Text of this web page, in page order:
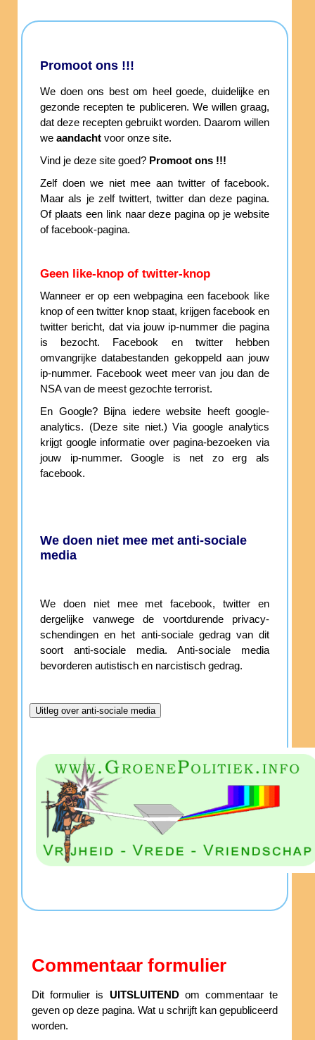
Promoot ons !!!
We doen ons best om heel goede, duidelijke en
gezonde recepten te publiceren. We willen graag,
dat deze recepten gebruikt worden. Daarom willen
we aandacht voor onze site.
Vind je deze site goed? Promoot ons !!!
Zelf doen we niet mee aan twitter of facebook.
Maar als je zelf twittert, twitter dan deze pagina.
Of plaats een link naar deze pagina op je website
of facebook-pagina.
Geen like-knop of twitter-knop
Wanneer er op een webpagina een facebook like
knop of een twitter knop staat, krijgen facebook en
twitter bericht, dat via jouw ip-nummer die pagina
is bezocht. Facebook en twitter hebben
omvangrijke databestanden gekoppeld aan jouw
ip-nummer. Facebook weet meer van jou dan de
NSA van de meest gezochte terrorist.
En Google? Bijna iedere website heeft google-
analytics. (Deze site niet.) Via google analytics
krijgt google informatie over pagina-bezoeken via
jouw ip-nummer. Google is net zo erg als
facebook.
We doen niet mee met anti-sociale
media
We doen niet mee met facebook, twitter en
dergelijke vanwege de voortdurende privacy-
schendingen en het anti-sociale gedrag van dit
soort anti-sociale media. Anti-sociale media
bevorderen autistisch en narcistisch gedrag.
Commentaar formulier
Dit formulier is UITSLUITENDom commentaar te
geven op deze pagina. Wat u schrijft kan gepubliceerd
worden.